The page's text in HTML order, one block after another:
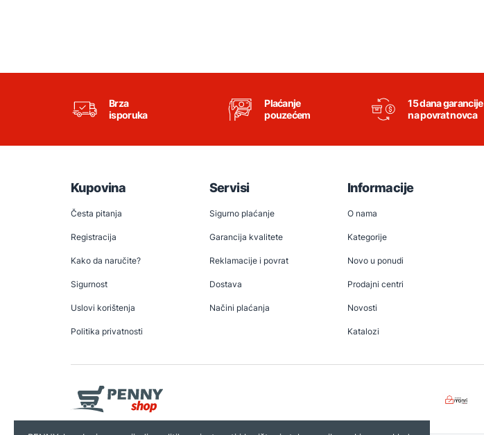
Brza
isporuka
Plaćanje
pouzećem
15 dana garancije
na povrat novca
Kupovina
Česta pitanja
Registracija
Kako da naručite?
Sigurnost
Uslovi korištenja
Politika privatnosti
Servisi
Sigurno plaćanje
Garancija kvalitete
Reklamacije i povrat
Dostava
Načini plaćanja
Informacije
O nama
Kategorije
Novo u ponudi
Prodajni centri
Novosti
Katalozi